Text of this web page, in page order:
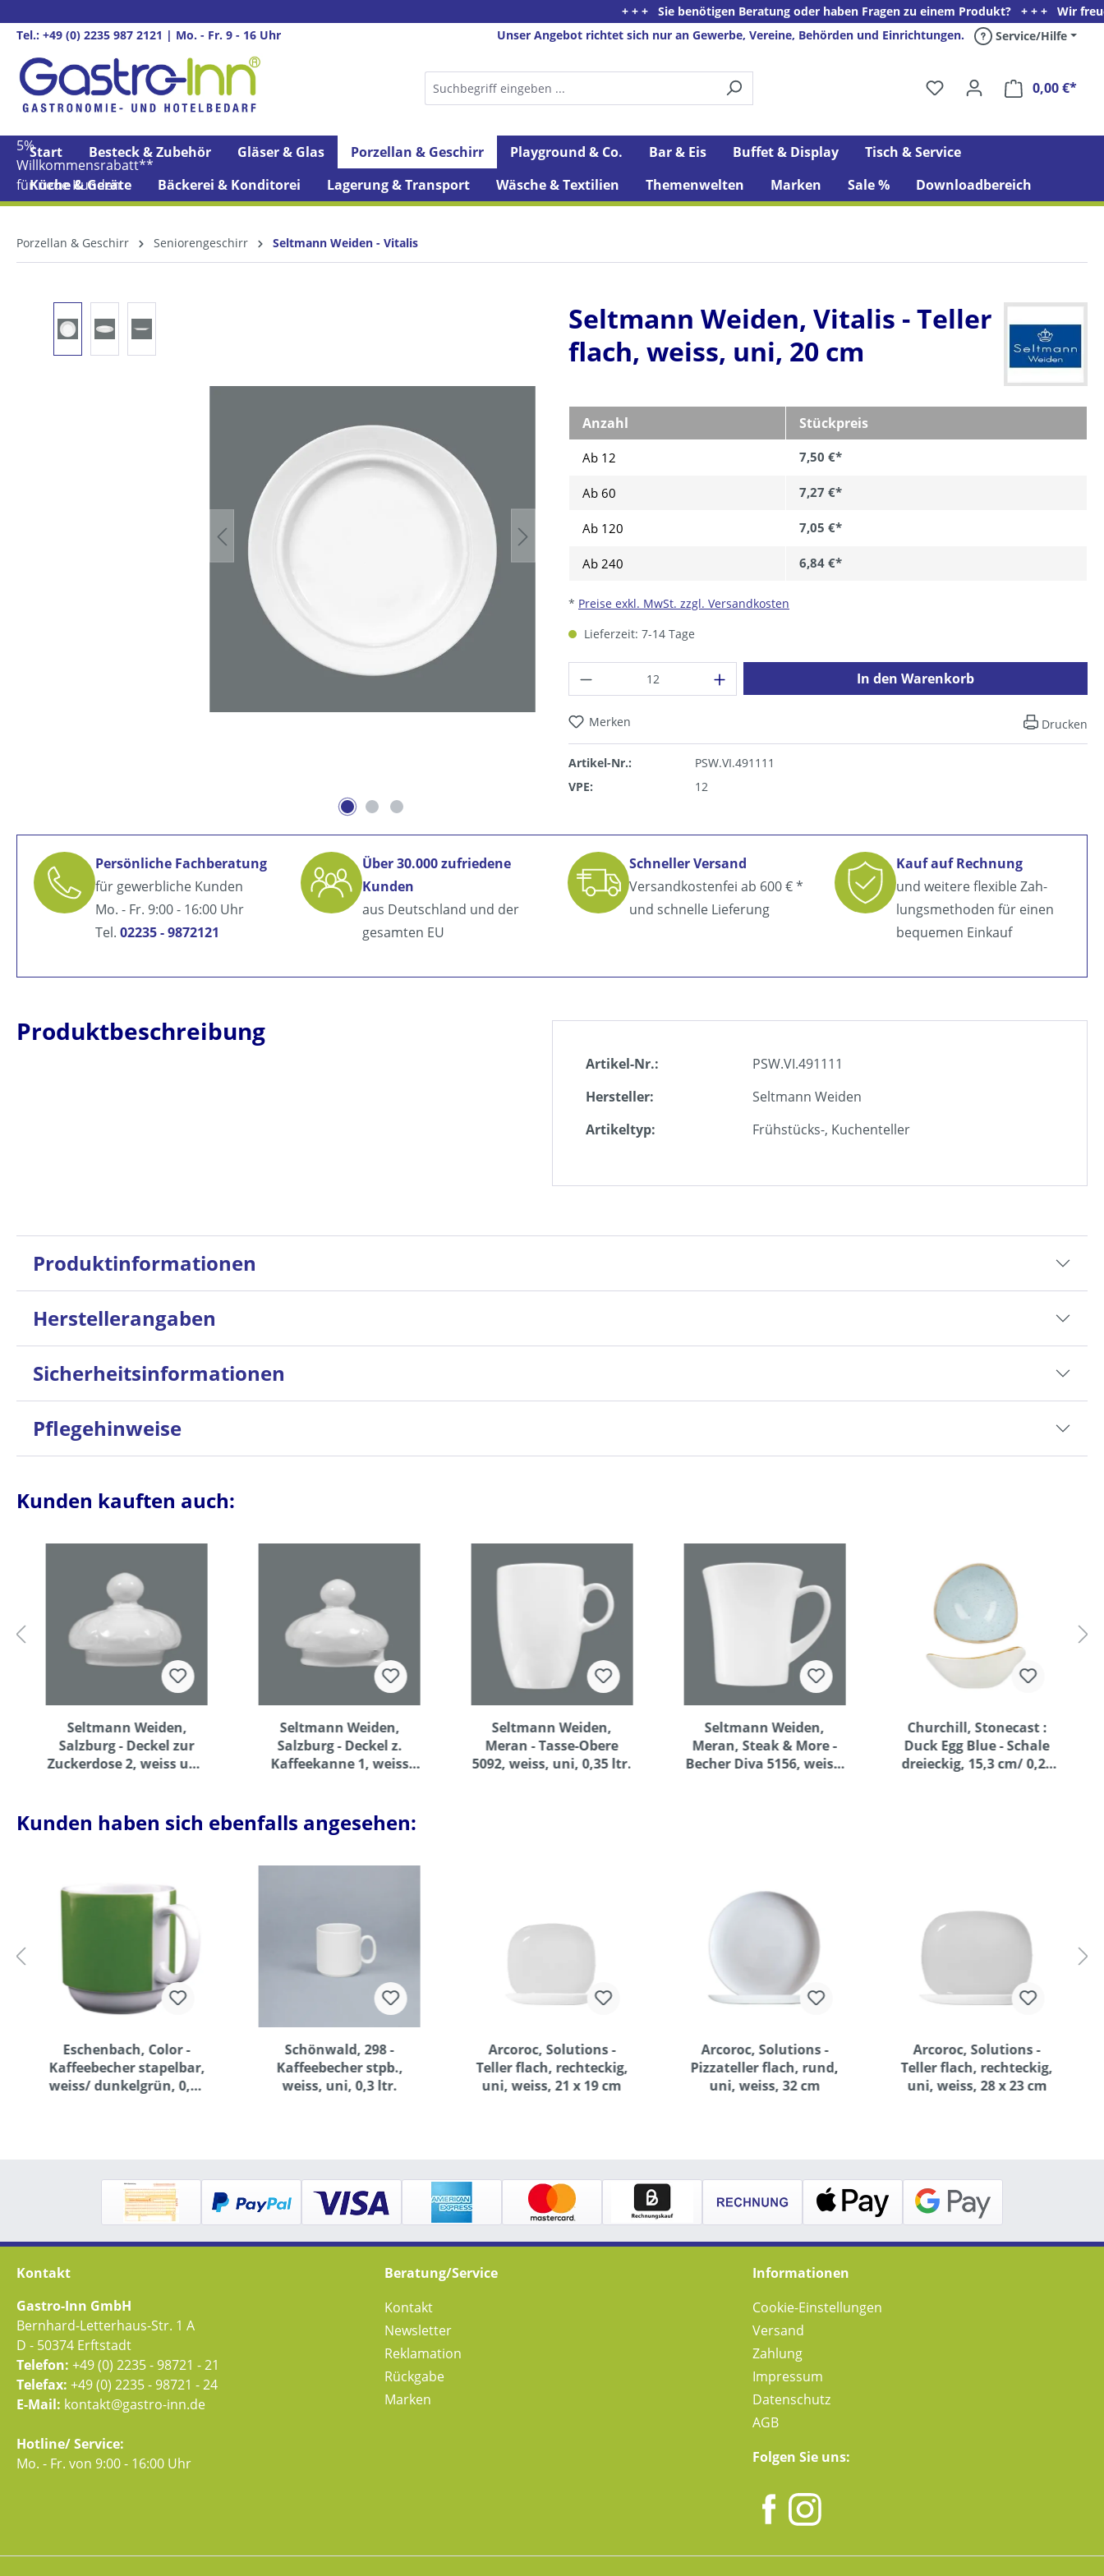
Zur Hauptnavigation springen
+ + + Sie benötigen Beratung oder haben Fragen zu einem Produkt? + + + Wir freuen uns
Tel.: +49 (0) 2235 987 2121 | Mo. - Fr. 9 - 16 Uhr
Unser Angebot richtet sich nur an Gewerbe, Vereine, Behörden und Einrichtungen. Service/Hilfe
0,00 €*
5%
Willkommens­rabatt**
für neue Kunden
Start Besteck & Zubehör Gläser & Glas Porzellan & Geschirr Playground & Co. Bar & Eis Buffet & Display
Tisch & Service
Küche & Geräte
Bäckerei & Konditorei Lagerung & Transport Wäsche & Textilien Themenwelten Marken Sale % Downloadbereich
Porzellan & Geschirr Seniorengeschirr Seltmann Weiden - Vitalis
Seltmann Weiden, Vitalis - Teller
flach, weiss, uni, 20 cm
Anzahl Stückpreis
Ab 12 7,50 €*
Ab 60 7,27 €*
Ab 120 7,05 €*
Ab 240 6,84 €*
* Preise exkl. MwSt. zzgl. Versandkosten
Lieferzeit: 7-14 Tage
Produkt Anzahl: Gib den gewünschten Wert ein oder
In den Warenkorb
Merken Drucken
Artikel-Nr.:
PSW.VI.491111
VPE:
12
Persönliche Fachberatung
für gewerbliche Kunden
Mo. - Fr. 9:00 - 16:00 Uhr
Tel. 02235 - 9872121
Über 30.000 zufriedene
Kunden
aus Deutschland und der
gesamten EU
Schneller Versand
Versandkostenfei ab 600 € *
und schnelle Lieferung
Kauf auf Rechnung
und weitere flexible Zah­
lungsmethoden für einen
bequemen Einkauf
Produktbeschreibung
Artikel-Nr.:
PSW.VI.491111
Hersteller:
Seltmann Weiden
Artikeltyp:
Frühstücks-, Kuchenteller
Produktinformationen
Herstellerangaben
Sicherheitsinformationen
Pflegehinweise
Kunden kauften auch:
Seltmann Weiden,
Salzburg - Deckel zur
Zuckerdose 2, weiss uni,
Seltmann Weiden,
Salzburg - Deckel z.
Kaffeekanne 1, weiss
Seltmann Weiden,
Meran - Tasse-Obere
5092, weiss, uni, 0,35 ltr.
Seltmann Weiden,
Meran, Steak & More -
Becher Diva 5156, weiss,
Churchill, Stonecast :
Duck Egg Blue - Schale
dreieckig, 15,3 cm/ 0,26
Kunden haben sich ebenfalls angesehen:
Eschenbach, Color -
Kaffeebecher stapelbar,
weiss/ dunkelgrün, 0,30
Schönwald, 298 -
Kaffeebecher stpb.,
weiss, uni, 0,3 ltr.
Arcoroc, Solutions -
Teller flach, rechteckig,
uni, weiss, 21 x 19 cm
Arcoroc, Solutions -
Pizzateller flach, rund,
uni, weiss, 32 cm
Arcoroc, Solutions -
Teller flach, rechteckig,
uni, weiss, 28 x 23 cm
Kontakt
Gastro-Inn GmbH
Bernhard-Letterhaus-Str. 1 A
D - 50374 Erftstadt
Telefon: +49 (0) 2235 - 98721 - 21
Telefax: +49 (0) 2235 - 98721 - 24
E-Mail: kontakt@gastro-inn.de
Hotline/ Service:
Mo. - Fr. von 9:00 - 16:00 Uhr
Beratung/Service
Kontakt
Newsletter
Reklamation
Rückgabe
Marken
Informationen
Cookie-Einstellungen
Versand
Zahlung
Impressum
Datenschutz
AGB
Folgen Sie uns: